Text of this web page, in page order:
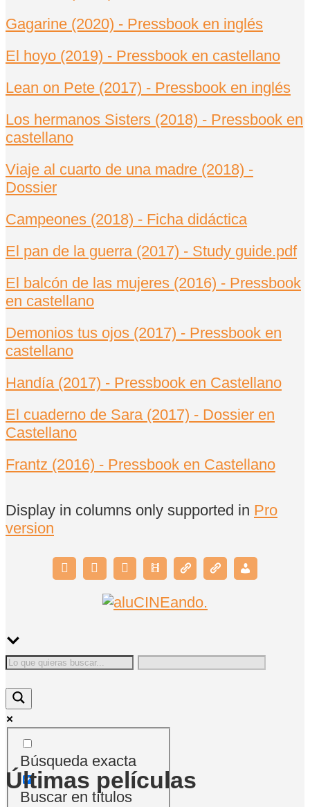
rural ayudan a que la sensación
final sea muy positiva.
2 Twitter
Cargar más
Gagarine (2020) - Pressbook en inglés
El hoyo (2019) - Pressbook en castellano
Lean on Pete (2017) - Pressbook en inglés
Los hermanos Sisters (2018) - Pressbook en
castellano
Viaje al cuarto de una madre (2018) -
Dossier
Campeones (2018) - Ficha didáctica
El pan de la guerra (2017) - Study guide.pdf
El balcón de las mujeres (2016) - Pressbook
en castellano
Demonios tus ojos (2017) - Pressbook en
castellano
Handía (2017) - Pressbook en Castellano
El cuaderno de Sara (2017) - Dossier en
Castellano
Frantz (2016) - Pressbook en Castellano
Display in columns only supported in Pro
version
Búsqueda exacta
Buscar en títulos
Últimas películas